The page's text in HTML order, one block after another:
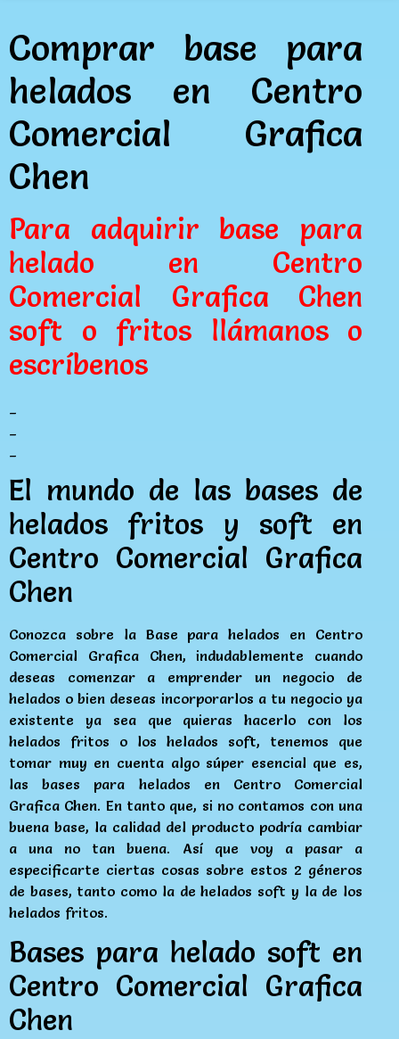
Comprar base para
helados en Centro
Comercial Grafica
Chen
Para adquirir base para
helado en Centro
Comercial Grafica Chen
soft o fritos llámanos o
escríbenos
El mundo de las bases de
helados fritos y soft en
Centro Comercial Grafica
Chen
Conozca sobre la Base para helados en Centro
Comercial Grafica Chen, indudablemente cuando
deseas comenzar a emprender un negocio de
helados o bien deseas incorporarlos a tu negocio ya
existente ya sea que quieras hacerlo con los
helados fritos o los helados soft, tenemos que
tomar muy en cuenta algo súper esencial que es,
las bases para helados en Centro Comercial
Grafica Chen. En tanto que, si no contamos con una
buena base, la calidad del producto podría cambiar
a una no tan buena. Así que voy a pasar a
especificarte ciertas cosas sobre estos 2 géneros
de bases, tanto como la de helados soft y la de los
helados fritos.
Bases para helado soft en
Centro Comercial Grafica
Chen